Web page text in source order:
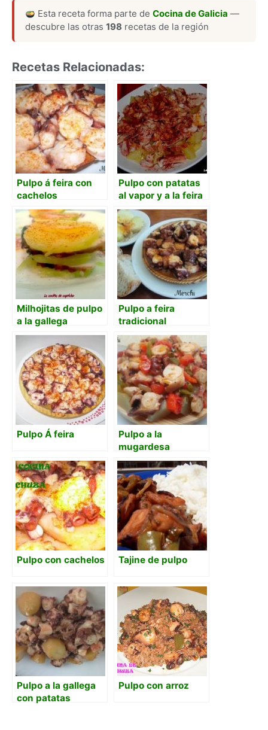
Esta receta forma parte deCocina de Galicia —
descubre las otras 198 recetas de la región
Recetas Relacionadas:
Pulpo á feira con
cachelos
Pulpo con patatas
al vapor y a la feira
Milhojitas de pulpo
a la gallega
Pulpo a feira
tradicional
Pulpo Á feira
Pulpo a la
mugardesa
Pulpo con cachelos Tajine de pulpo
Pulpo a la gallega
con patatas
Pulpo con arroz